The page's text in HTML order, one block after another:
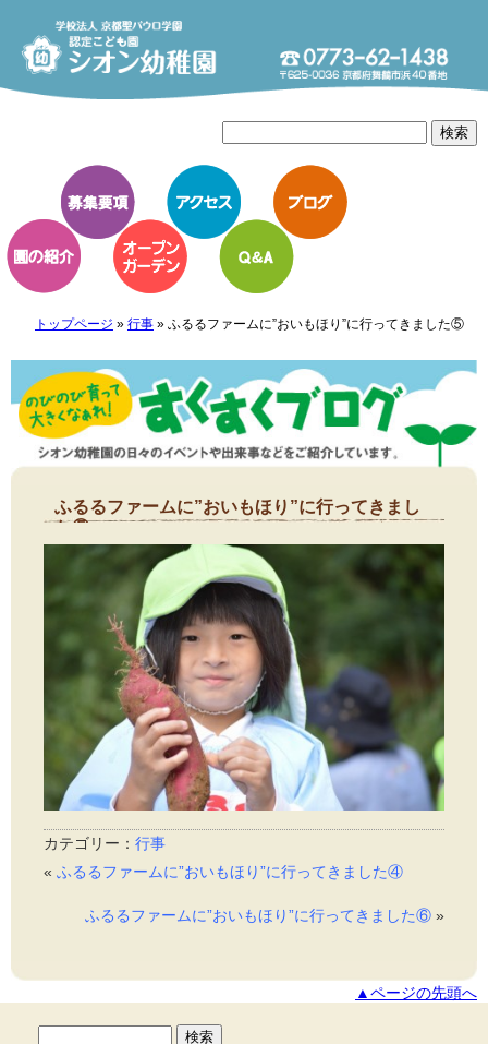
トップページ » 行事» ふるるファームに”おいもほり”に行ってきました⑤
ふるるファームに”おいもほり”に行ってきまし
た⑤
カテゴリー： 行事
« ふるるファームに”おいもほり”に行ってきました④
ふるるファームに”おいもほり”に行ってきました⑥ »
▲ページの先頭へ